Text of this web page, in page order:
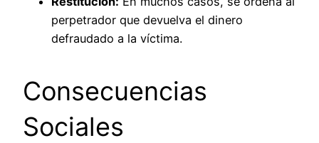
perpetrador que devuelva el dinero
defraudado a la víctima.
Consecuencias
Sociales